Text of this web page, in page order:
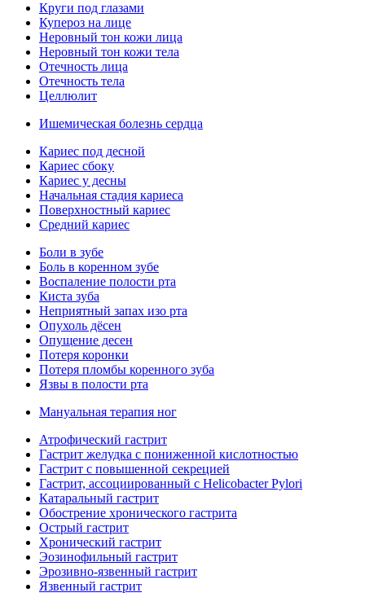
Круги под глазами
Купероз на лице
Неровный тон кожи лица
Неровный тон кожи тела
Отечность лица
Отечность тела
Целлюлит
Ишемическая болезнь сердца
Кариес под десной
Кариес сбоку
Кариес у десны
Начальная стадия кариеса
Поверхностный кариес
Средний кариес
Боли в зубе
Боль в коренном зубе
Воспаление полости рта
Киста зуба
Неприятный запах изо рта
Опухоль дёсен
Опущение десен
Потеря коронки
Потеря пломбы коренного зуба
Язвы в полости рта
Мануальная терапия ног
Атрофический гастрит
Гастрит желудка с пониженной кислотностью
Гастрит с повышенной секрецией
Гастрит, ассоциированный с Helicobacter Pylori
Катаральный гастрит
Обострение хронического гастрита
Острый гастрит
Хронический гастрит
Эозинофильный гастрит
Эрозивно-язвенный гастрит
Язвенный гастрит